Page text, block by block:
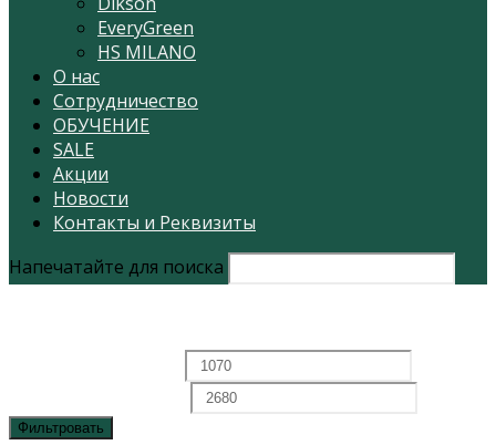
EveryGreen
HS MILANO
О нас
Сотрудничество
ОБУЧЕНИЕ
SALE
Акции
Новости
Контакты и Реквизиты
Напечатайте для поиска
Фильтровать